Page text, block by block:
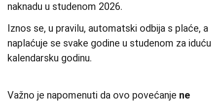
naknadu u studenom 2026.
Iznos se, u pravilu, automatski odbija s plaće, a
naplaćuje se svake godine u studenom za iduću
kalendarsku godinu.
Važno je napomenuti da ovo povećanje ne